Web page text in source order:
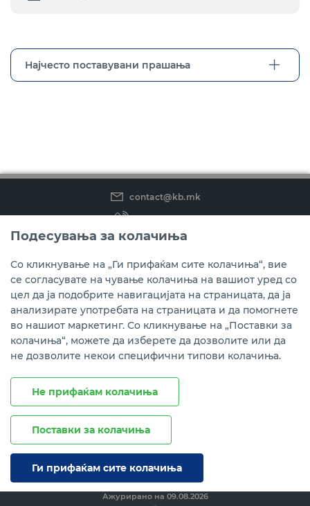
Најчесто поставувани прашања
contact@kb.mk
(02) 3 296 800
Instagram
LinkedIn
Youtube
Преземете ја мобилната апликација мБанкаКо.
Политика за колачиња
Ажурирано на 09.08.2026
Подесувања за колачиња
Со кликнување на „Ги прифаќам сите колачиња“, вие
се согласувате на чување колачиња на вашиот уред со
цел да ја подобрите навигацијата на страницата, да ја
анализирате употребата на страницата и да помогнете
во нашиот маркетинг. Со кликнување на „Поставки за
колачиња“, можете да изберете да дозволите или да
не дозволите некои специфични типови колачиња.
Не прифаќам колачиња
Поставки за колачиња
Ги прифаќам сите колачиња